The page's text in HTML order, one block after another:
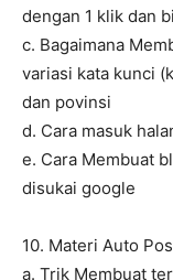
dengan 1 klik dan
c. Bagaimana
variasi kata kunci
dan povinsi
d. Cara masuk
e. Cara Membuat
disukai google
10. Materi Auto
a. Trik Membuat